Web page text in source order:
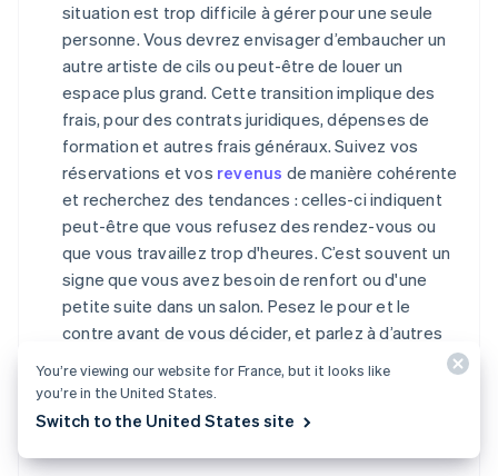
situation est trop difficile à gérer pour une seule
personne. Vous devrez envisager d’embaucher un
autre artiste de cils ou peut-être de louer un
espace plus grand. Cette transition implique des
frais, pour des contrats juridiques, dépenses de
formation et autres frais généraux. Suivez vos
réservations et vos revenus de manière cohérente
et recherchez des tendances : celles-ci indiquent
peut-être que vous refusez des rendez-vous ou
que vous travaillez trop d'heures. C’est souvent un
signe que vous avez besoin de renfort ou d'une
petite suite dans un salon. Pesez le pour et le
contre avant de vous décider, et parlez à d’autres
propriétaires d’entreprise qui ont pris une décision
similaire.
You’re viewing our website for France, but it looks like
you’re in the United States.
Switch to the United States site